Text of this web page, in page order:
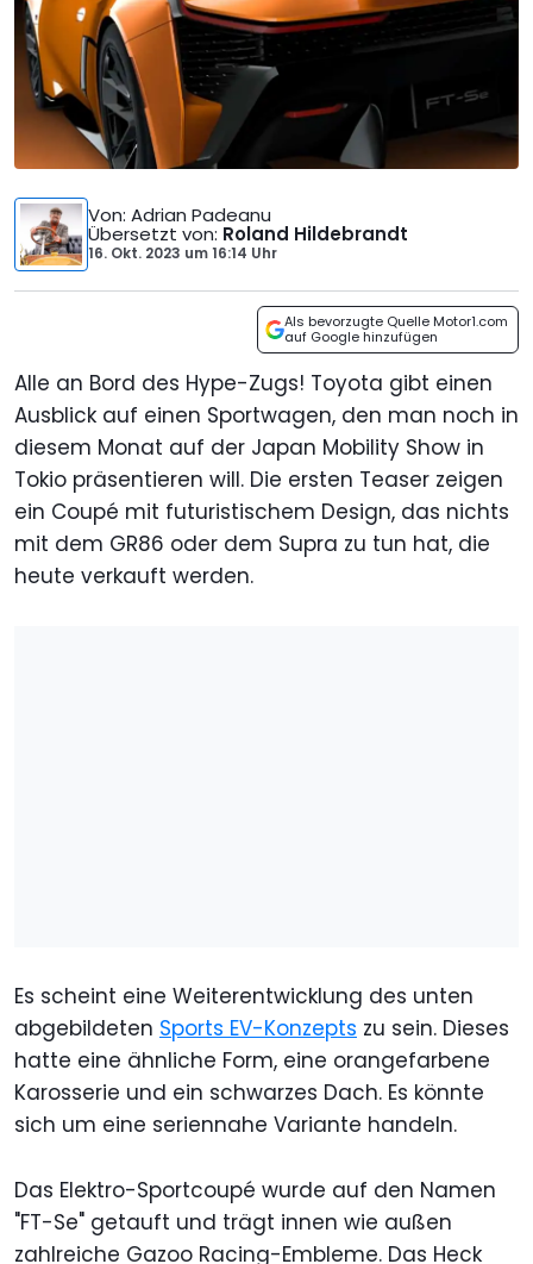
Von: Adrian Padeanu
Übersetzt von: Roland Hildebrandt
16. Okt. 2023 um16:14 Uhr
Als bevorzugte Quelle Motor1.com
auf Google hinzufügen
Alle an Bord des Hype-Zugs! Toyota gibt einen
Ausblick auf einen Sportwagen, den man noch in
diesem Monat auf der Japan Mobility Show in
Tokio präsentieren will. Die ersten Teaser zeigen
ein Coupé mit futuristischem Design, das nichts
mit dem GR86 oder dem Supra zu tun hat, die
heute verkauft werden.
Es scheint eine Weiterentwicklung des unten
abgebildeten Sports EV-Konzepts zu sein. Dieses
hatte eine ähnliche Form, eine orangefarbene
Karosserie und ein schwarzes Dach. Es könnte
sich um eine seriennahe Variante handeln.
Das Elektro-Sportcoupé wurde auf den Namen
"FT-Se" getauft und trägt innen wie außen
zahlreiche Gazoo Racing-Embleme. Das Heck